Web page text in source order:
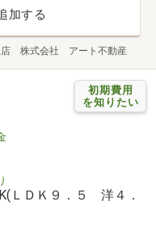
加する
店 株式会社 アート不動産
初期費用
を知りたい
ＬＤＫ９．５ 洋４．